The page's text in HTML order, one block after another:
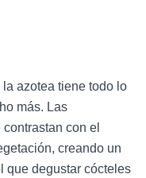
azotea tiene todo lo
más. Las
con el
creando un
que degustar cócteles